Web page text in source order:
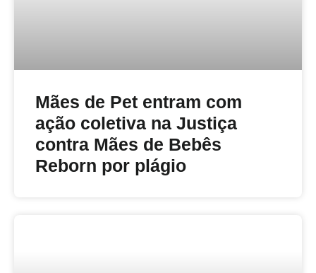
Mães de Pet entram com
ação coletiva na Justiça
contra Mães de Bebês
Reborn por plágio